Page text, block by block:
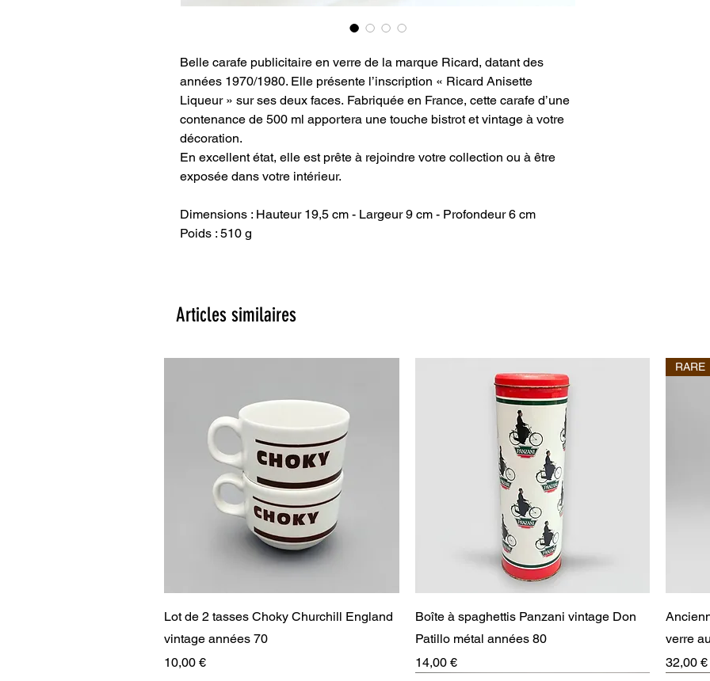
Belle carafe publicitaire en verre de la marque Ricard, datant des
années 1970/1980. Elle présente l’inscription « Ricard Anisette
Liqueur » sur ses deux faces. Fabriquée en France, cette carafe d’une
contenance de 500 ml apportera une touche bistrot et vintage à votre
décoration.
En excellent état, elle est prête à rejoindre votre collection ou à être
exposée dans votre intérieur.
Dimensions : Hauteur 19,5 cm - Largeur 9 cm - Profondeur 6 cm
Poids : 510 g
Articles similaires
Aperçu rapide
Lot de 2 tasses Choky Churchill England
vintage années 70
Prix
10,00 €
Aperçu rapide
Boîte à spaghettis Panzani vintage Don
Patillo métal années 80
Prix
14,00 €
RARE
verre
Prix
32,00 €